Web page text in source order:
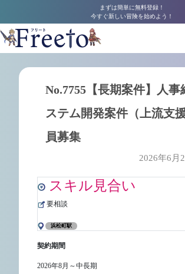
まずは簡単に無料登録！
今すぐ新しい冒険を始めよう！
No.7755【長期案件】人事
ステム開発案件（上流支
員募集
2026年6月
スキル見合い
要相談
浜松町駅
契約期間
2026年8月～中長期